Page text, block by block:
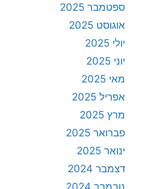
ספטמבר 2025
אוגוסט 2025
יולי 2025
יוני 2025
מאי 2025
אפריל 2025
מרץ 2025
פברואר 2025
ינואר 2025
דצמבר 2024
נובמבר 2024